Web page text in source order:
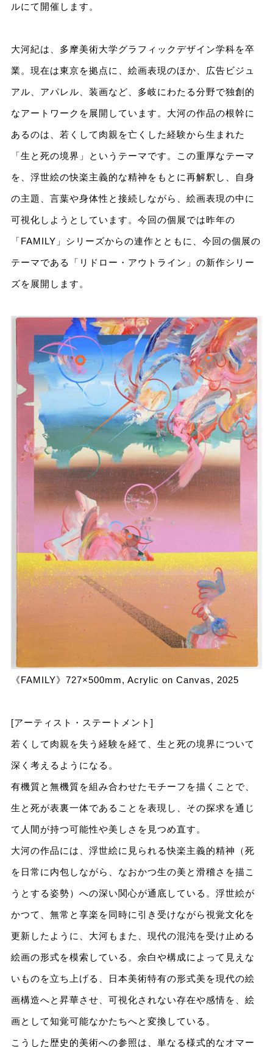
ルにて開催します。
大河紀は、多摩美術大学グラフィックデザイン学科を卒
業。現在は東京を拠点に、絵画表現のほか、広告ビジュ
アル、アパレル、装画など、多岐にわたる分野で独創的
なアートワークを展開しています。大河の作品の根幹に
あるのは、若くして肉親を亡くした経験から生まれた
「生と死の境界」というテーマです。この重厚なテーマ
を、浮世絵の快楽主義的な精神をもとに再解釈し、自身
の主題、言葉や身体性と接続しながら、絵画表現の中に
可視化しようとしています。今回の個展では昨年の
「FAMILY」シリーズからの連作とともに、今回の個展の
テーマである「リドロー・アウトライン」の新作シリー
ズを展開します。
《FAMILY》727×500mm, Acrylic on Canvas, 2025
[アーティスト・ステートメント]
若くして肉親を失う経験を経て、生と死の境界について
深く考えるようになる。
有機質と無機質を組み合わせたモチーフを描くことで、
生と死が表裏一体であることを表現し、その探求を通じ
て人間が持つ可能性や美しさを見つめ直す。
大河の作品には、浮世絵に見られる快楽主義的精神（死
を日常に内包しながら、なおかつ生の美と滑稽さを描こ
うとする姿勢）への深い関心が通底している。浮世絵が
かつて、無常と享楽を同時に引き受けながら視覚文化を
更新したように、大河もまた、現代の混沌を受け止める
絵画の形式を模索している。余白や構成によって見えな
いものを立ち上げる、日本美術特有の形式美を現代の絵
画構造へと昇華させ、可視化されない存在や感情を、絵
画として知覚可能なかたちへと変換している。
こうした歴史的美術への参照は、単なる様式的なオマー